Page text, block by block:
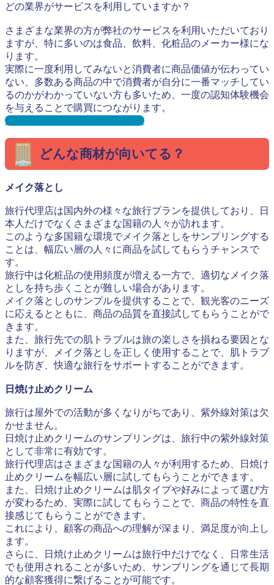
どの業界がサービスを利用していますか？
さまざまな業界の方が弊社のサービスを利用いただいており
ますが、特に多いのは食品、飲料、化粧品のメーカー様にな
ります。
実際に一度利用してみないと消費者に商品価値が伝わってい
ない、多数ある商品の中で消費者が自分に一番マッチしてい
るのかがわかっていない方も多いため、一度の認知体験機会
を与えることで購買につながります。
【Q&A】よくある質問はこちら
どんな商材が向いてる？
メイク落とし
旅行代理店は国内外の様々な旅行プランを提供しており、日
本人だけでなくさまざまな国籍の人々が訪れます。
このような多国籍な環境でメイク落としをサンプリングする
ことは、幅広い層の人々に商品を試してもらうチャンスで
す。
旅行中は化粧品の使用頻度が増える一方で、適切なメイク落
としを持ち歩くことが難しい場合があります。
メイク落としのサンプルを提供することで、観光客のニーズ
に応えるとともに、商品の品質を直接試してもらうことがで
きます。
また、旅行先での肌トラブルは旅の楽しさを損ねる要因とな
りますが、メイク落としを正しく使用することで、肌トラブ
ルを防ぎ、快適な旅行をサポートすることができます。
日焼け止めクリーム
旅行は屋外での活動が多くなりがちであり、紫外線対策は欠
かせません。
日焼け止めクリームのサンプリングは、旅行中の紫外線対策
として非常に有効です。
旅行代理店はさまざまな国籍の人々が利用するため、日焼け
止めクリームを幅広い層に試してもらうことができます。
また、日焼け止めクリームは肌タイプや好みによって選び方
が変わるため、実際に試してもらうことで、商品の特性を直
接感じてもらうことができます。
これにより、顧客の商品への理解が深まり、満足度が向上し
ます。
さらに、日焼け止めクリームは旅行中だけでなく、日常生活
でも使用されることが多いため、サンプリングを通じて長期
的な顧客獲得に繋げることが可能です。